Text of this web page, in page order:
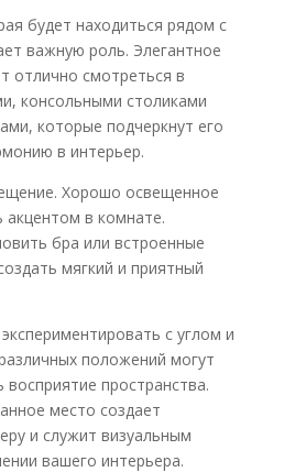
будет находиться рядом с
важную роль. Элегантное
отлично смотреться в
консольными столиками
которые подчеркнут его
в интерьер.
Хорошо освещенное
в комнате.
бра или встроенные
мягкий и приятный
с углом и
положений могут
пространства.
место создает
и служит визуальным
вашего интерьера.